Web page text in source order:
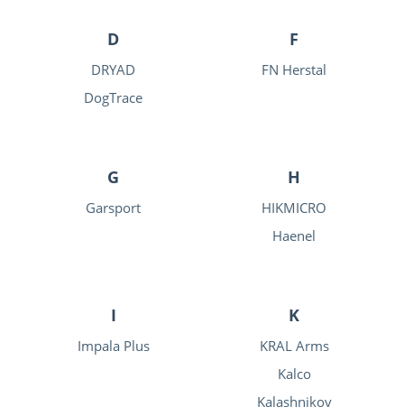
D
DRYAD
DogTrace
F
FN Herstal
G
Garsport
H
HIKMICRO
Haenel
I
Impala Plus
K
KRAL Arms
Kalco
Kalashnikov